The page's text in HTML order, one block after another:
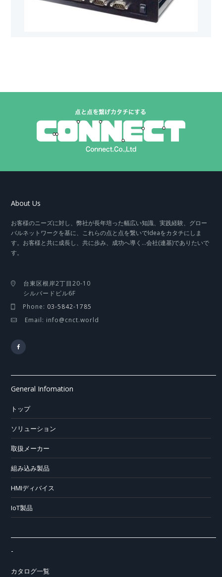
About Us
お客様のニーズに対し、弊社が長年培った幅広い知識、実践経験、グロー
バルネットワークを基に、これらの点と点を繋いでIdeaをカタチにしま
す。お客様と共に成長し、共に歩み、成功へ導く…会社(連基)でありたいで
す。
台東区根岸2丁目20-10
シルバードビル6F
Phone: 03-5842-1785
Email: info@cnct.world
General Infomation
トップ
ソリューション
取扱メーカー
組み込み製品
HMIディバイス
IoT製品
-
カタログ一覧